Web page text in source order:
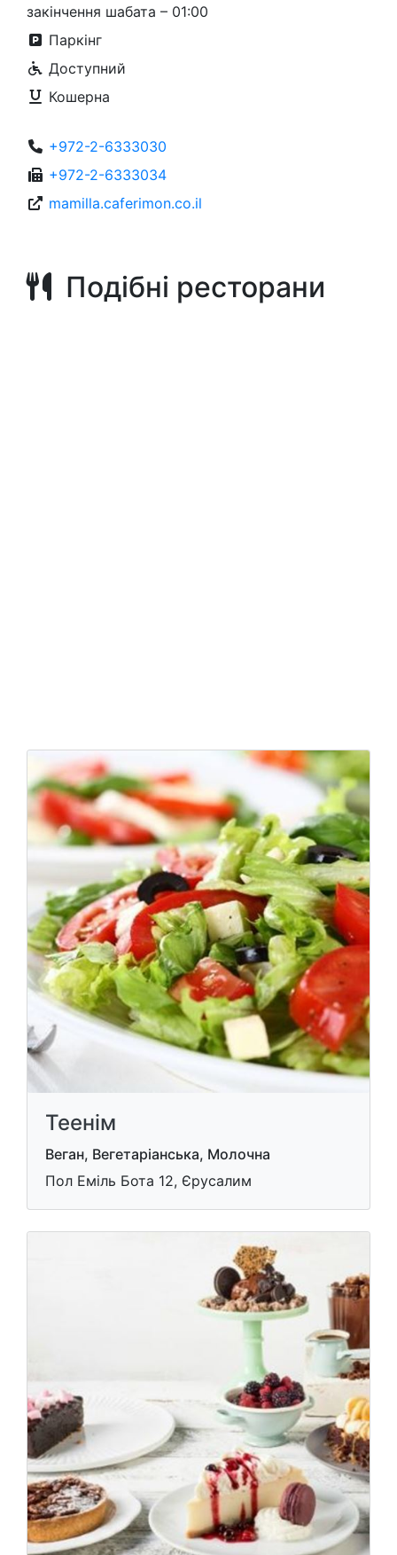
закінчення шабата – 01:00
Паркінг
Доступний
Кошерна
+972-2-6333030
+972-2-6333034
mamilla.caferimon.co.il
Подібні ресторани
Теенім
Веган, Вегетаріанська, Молочна
Пол Еміль Бота 12, Єрусалим